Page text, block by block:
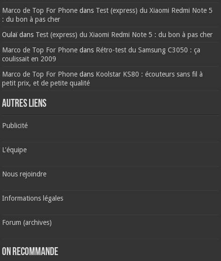
Marco de Top For Phone dans Test (express) du Xiaomi Redmi Note 5
: du bon à pas cher
Oulaïdans Test (express) du Xiaomi Redmi Note 5 : du bon à pas cher
Marco de Top For Phone dans Rétro-test du Samsung C3050 : ça
coulissait en 2009
Marco de Top For Phone dans Koolstar KS80 : écouteurs sans fil à
petit prix, et de petite qualité
AUTRES LIENS
Publicité
L'équipe
Nous rejoindre
Informations légales
Forum (archives)
ON RECOMMANDE